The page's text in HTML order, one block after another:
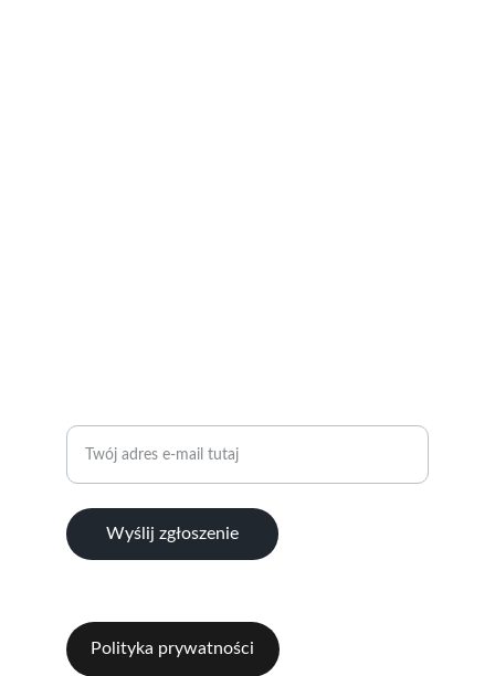
Wyślij zgłoszenie
Polityka prywatności